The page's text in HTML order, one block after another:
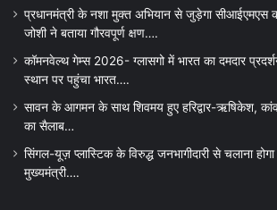
प्रधानमंत्री के नशा मुक्त अभियान से जुड़ेगा
जोशी ने बताया गौरवपूर्ण क्षण….
कॉमनवेल्थ गेम्स 2026- ग्लासगो में भारत का दमदार
स्थान पर पहुंचा भारत….
सावन के आगमन के साथ शिवमय हुए हरिद्वार-ऋषिकेश,
का सैलाब…
सिंगल-यूज़ प्लास्टिक के विरुद्ध जनभागीदारी से चलाना
मुख्यमंत्री….